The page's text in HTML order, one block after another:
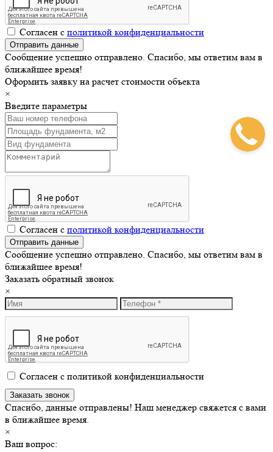
Согласен с политикой конфиденциальности
Сообщение успешно отправлено. Спасибо, мы ответим вам в
ближайшее время!
Оформить заявку на расчет стоимости объекта
×
Введите параметры
Согласен с политикой конфиденциальности
Сообщение успешно отправлено. Спасибо, мы ответим вам в
ближайшее время!
Заказать обратный звонок
×
Согласен с политикой конфиденциальности
Спасибо, данные отправлены! Наш менеджер свяжется с вами
в ближайшее время.
×
Ваш вопрос: